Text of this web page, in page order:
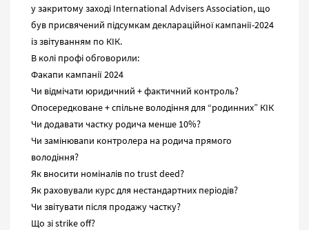
у закритому заході International Advisers Association, що
був присвячений підсумкам деклараційної кампанії-2024
із звітуванням по КІК.
В колі профі обговорили:
Факапи кампанії 2024
Чи відмічати юридичний + фактичний контроль?
Опосередковане + спільне володіння для “родинних” КІК
Чи додавати частку родича менше 10%?
Чи замінюваnи контролера на родича прямого
володіння?
Як вносити номіналів по trust deed?
Як раховували курс для нестандартних періодів?
Чи звітувати після продажу частку?
Що зі strike off?